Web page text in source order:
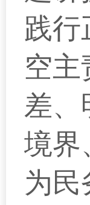
践行
空主
差、
境界
为民